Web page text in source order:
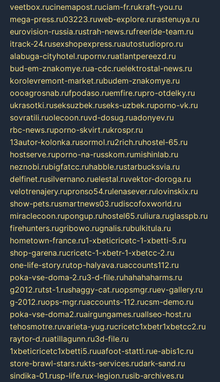
veetbox.rucinemapost.ruciam-fr.rukraft-you.ru
mega-press.ru03223.ruweb-explore.rurastenuya.ru
eurovision-russia.rustrah-news.rufreeride-team.ru
itrack-24.rusexshopexpress.ruautostudiopro.ru
alabuga-cityhotel.rupornv.ruatlantpereezd.ru
bud-em-znakomye.rua-cdc.ruelektrostal-news.ru
korolevremont-market.rubudem-znakomye.ru
oooagrosnab.rufpodaso.ruemfire.rupro-otdelky.ru
ukrasotki.ruseksuzbek.ruseks-uzbek.ruporno-vk.ru
sovratili.ruolecoon.ruvd-dosug.ruadonyev.ru
rbc-news.ruporno-skvirt.rukrospr.ru
13autor-kolonka.rusormol.ru2rich.ruhostel-65.ru
hostserve.ruporno-na-russkom.rumishinlab.ru
neznobi.rubigfatcc.ruhabble.rustarbucksvia.ru
delfinet.rusilvernano.ruelestal.ruvektor-doroga.ru
velotrenajery.rupronso54.rulenasever.rulovinskix.ru
show-pets.rusmartnews03.rudiscofoxworld.ru
miraclecoon.rupongup.ruhostel65.ruliura.ruglasspb.ru
firehunters.rugribowo.rugnalis.rubulkitula.ru
hometown-france.ru1-xbeticricetc-1-xbetti-5.ru
shop-garena.rucricetc-1-xbetr-1-xbetcc-2.ru
one-life-story.rutop-halyava.ruaccounts112.ru
poka-vse-doma-2.ru3-d-file.ruhahahaharms.ru
g2012.rutst-1.rushaggy-cat.ruopsmgr.ruev-gallery.ru
g-2012.ruops-mgr.ruaccounts-112.rucsm-demo.ru
poka-vse-doma2.ruairgungames.ruallseo-host.ru
tehosmotre.ruvarieta-yug.rucricetc1xbetr1xbetcc2.ru
raytor-d.ruatillagunn.ru3d-file.ru
1xbeticricetc1xbetti5.ruuafoot-statti.rue-abis1c.ru
store-brawl-stars.rukts-services.rudark-sand.ru
sindika-01.rusp-life.rux-legion.rusib-archives.ru